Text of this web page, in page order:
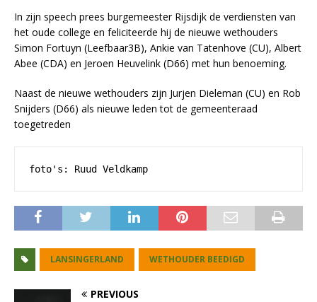
In zijn speech prees burgemeester Rijsdijk de verdiensten van
het oude college en feliciteerde hij de nieuwe wethouders
Simon Fortuyn (Leefbaar3B), Ankie van Tatenhove (CU), Albert
Abee (CDA) en Jeroen Heuvelink (D66) met hun benoeming.
Naast de nieuwe wethouders zijn Jurjen Dieleman (CU) en Rob
Snijders (D66) als nieuwe leden tot de gemeenteraad
toegetreden
foto's: Ruud Veldkamp
LANSINGERLAND WETHOUDER BEEDIGD
PREVIOUS